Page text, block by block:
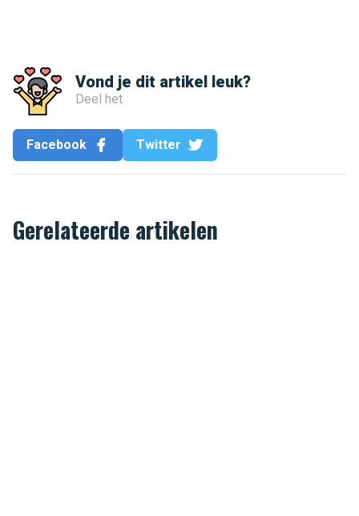
Vond je dit artikel leuk?
Deel het
Facebook Twitter
Gerelateerde artikelen